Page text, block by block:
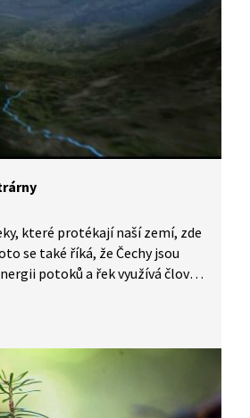
které protékají naší zemí, zde
se také říká, že Čechy jsou
potoků a řek využívá člověk
mají výkon do 10 000 kW.